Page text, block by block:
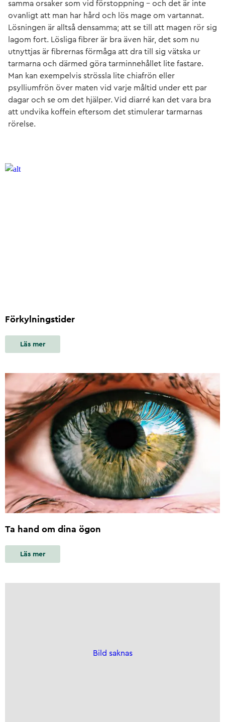
samma orsaker som vid förstoppning – och det är inte
ovanligt att man har hård och lös mage om vartannat.
Lösningen är alltså densamma; att se till att magen rör sig
lagom fort. Lösliga fibrer är bra även här, det som nu
utnyttjas är fibrernas förmåga att dra till sig vätska ur
tarmarna och därmed göra tarminnehållet lite fastare.
Man kan exempelvis strössla lite chiafrön eller
psylliumfrön över maten vid varje måltid under ett par
dagar och se om det hjälper. Vid diarré kan det vara bra
att undvika koffein eftersom det stimulerar tarmarnas
rörelse.
Förkylningstider
Läs mer
Ta hand om dina ögon
Läs mer
Bild saknas